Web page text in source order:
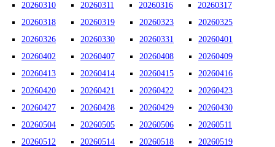
20260310
20260311 20260316
20260317
20260318
20260319 20260323
20260325
20260326
20260330 20260331
20260401
20260402
20260407 20260408
20260409
20260413
20260414 20260415
20260416
20260420
20260421 20260422
20260423
20260427
20260428 20260429
20260430
20260504
20260505 20260506
20260511
20260512
20260514 20260518 20260519